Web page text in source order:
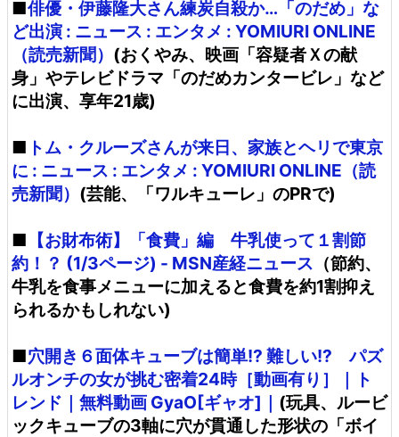
■俳優・伊藤隆大さん練炭自殺か…「のだめ」な
ど出演 : ニュース : エンタメ : YOMIURI ONLINE
（読売新聞） (おくやみ、映画「容疑者Ｘの献
身」やテレビドラマ「のだめカンタービレ」など
に出演、享年21歳)
■ トム・クルーズさんが来日、家族とヘリで東京
に : ニュース : エンタメ : YOMIURI ONLINE（読
売新聞） (芸能、「ワルキューレ」のPRで)
■ 【お財布術】「食費」編 牛乳使って１割節
約！？ (1/3ページ) - MSN産経ニュース （節約、
牛乳を食事メニューに加えると食費を約1割抑え
られるかもしれない)
■穴開き６面体キューブは簡単!? 難しい!? パズ
ルオンチの女が挑む密着24時［動画有り］｜ト
レンド｜無料動画 GyaO[ギャオ]｜ (玩具、ルービ
ックキューブの3軸に穴が貫通した形状の「ボイ